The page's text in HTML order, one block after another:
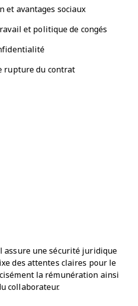
et avantages sociaux
et politique de congés
rupture du contrat
assure une sécurité juridique
des attentes claires pour le
la rémunération ainsi
collaborateur.